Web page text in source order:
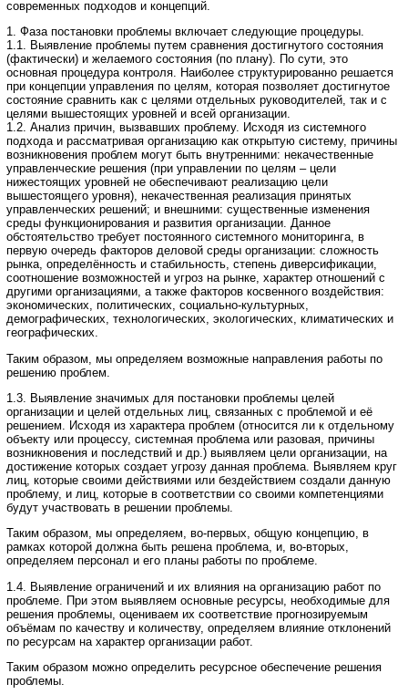
современных подходов и концепций.
1. Фаза постановки проблемы включает следующие процедуры.
1.1. Выявление проблемы путем сравнения достигнутого состояния
(фактически) и желаемого состояния (по плану). По сути, это
основная процедура контроля. Наиболее структурированно решается
при концепции управления по целям, которая позволяет достигнутое
состояние сравнить как с целями отдельных руководителей, так и с
целями вышестоящих уровней и всей организации.
1.2. Анализ причин, вызвавших проблему. Исходя из системного
подхода и рассматривая организацию как открытую систему, причины
возникновения проблем могут быть внутренними: некачественные
управленческие решения (при управлении по целям – цели
нижестоящих уровней не обеспечивают реализацию цели
вышестоящего уровня), некачественная реализация принятых
управленческих решений; и внешними: существенные изменения
среды функционирования и развития организации. Данное
обстоятельство требует постоянного системного мониторинга, в
первую очередь факторов деловой среды организации: сложность
рынка, определённость и стабильность, степень диверсификации,
соотношение возможностей и угроз на рынке, характер отношений с
другими организациями, а также факторов косвенного воздействия:
экономических, политических, социально-культурных,
демографических, технологических, экологических, климатических и
географических.
Таким образом, мы определяем возможные направления работы по
решению проблем.
1.3. Выявление значимых для постановки проблемы целей
организации и целей отдельных лиц, связанных с проблемой и её
решением. Исходя из характера проблем (относится ли к отдельному
объекту или процессу, системная проблема или разовая, причины
возникновения и последствий и др.) выявляем цели организации, на
достижение которых создает угрозу данная проблема. Выявляем круг
лиц, которые своими действиями или бездействием создали данную
проблему, и лиц, которые в соответствии со своими компетенциями
будут участвовать в решении проблемы.
Таким образом, мы определяем, во-первых, общую концепцию, в
рамках которой должна быть решена проблема, и, во-вторых,
определяем персонал и его планы работы по проблеме.
1.4. Выявление ограничений и их влияния на организацию работ по
проблеме. При этом выявляем основные ресурсы, необходимые для
решения проблемы, оцениваем их соответствие прогнозируемым
объёмам по качеству и количеству, определяем влияние отклонений
по ресурсам на характер организации работ.
Таким образом можно определить ресурсное обеспечение решения
проблемы.